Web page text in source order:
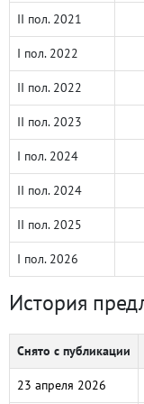
II пол. 2021
I пол. 2022
II пол. 2022
II пол. 2023
I пол. 2024
II пол. 2024
II пол. 2025
I пол. 2026
История
Снято с публикации
23 апреля 2026